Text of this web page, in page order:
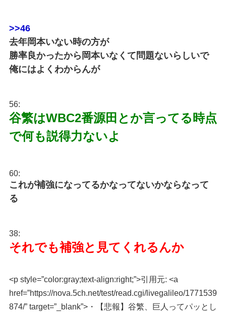
>>46
去年岡本いない時の方が
勝率良かったから岡本いなくて問題ないらしいで
俺にはよくわからんが
56:
谷繁はWBC2番源田とか言ってる時点
で何も説得力ないよ
60:
これが補強になってるかなってないかならなって
る
38:
それでも補強と見てくれるんか
<p style=”color:gray;text-align:right;”>引用元: <a
href=”https://nova.5ch.net/test/read.cgi/livegalileo/1771539
874/” target=”_blank”>・【悲報】谷繁、巨人ってパッとし